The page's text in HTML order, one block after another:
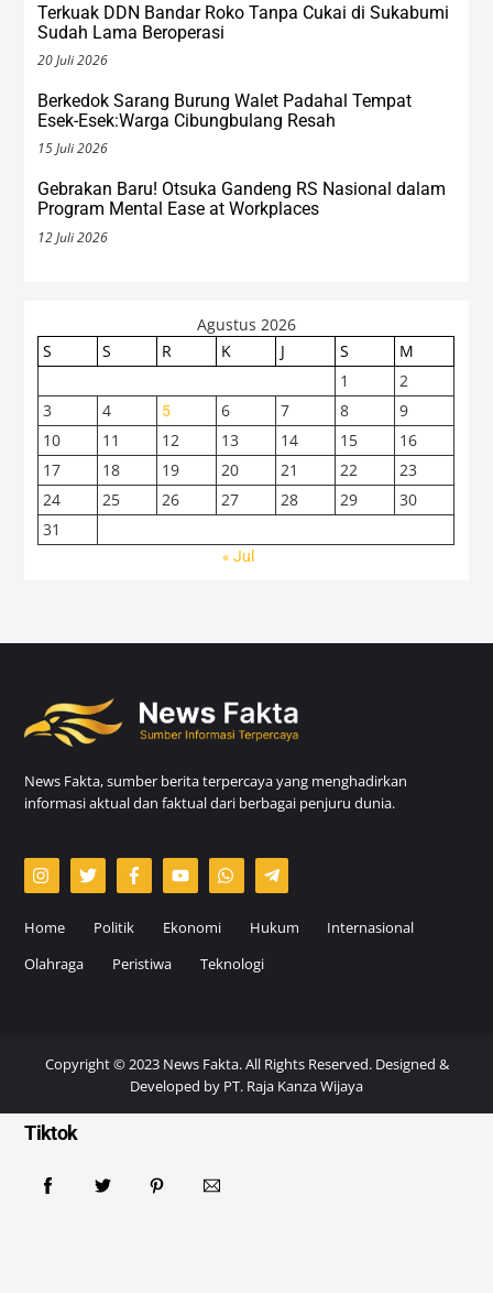
Terkuak DDN Bandar Roko Tanpa Cukai di Sukabumi
Sudah Lama Beroperasi
20 Juli 2026
Berkedok Sarang Burung Walet Padahal Tempat
Esek-Esek:Warga Cibungbulang Resah
15 Juli 2026
Gebrakan Baru! Otsuka Gandeng RS Nasional dalam
Program Mental Ease at Workplaces
12 Juli 2026
Agustus 2026
S
S R K J S
M
1
2
3
4 5 6 7 8
9
10
11 12 13 14 15
16
17
18 19 20 21 22
23
24
25 26 27 28 29
30
31
« Jul
News Fakta, sumber berita terpercaya yang menghadirkan
informasi aktual dan faktual dari berbagai penjuru dunia.
Home Politik Ekonomi Hukum
Internasional
Olahraga
Peristiwa Teknologi
Copyright © 2023 News Fakta. All Rights Reserved. Designed &
Developed by PT. Raja Kanza Wijaya
Tiktok